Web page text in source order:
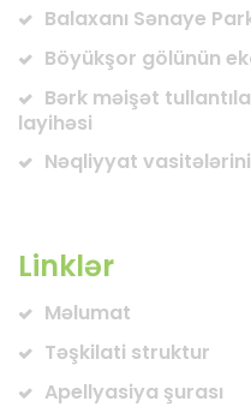
Balaxanı Sənaye
Böyükşor gölünün
Bərk məişət
layihəsi
Nəqliyyat
Linklər
Məlumat
Təşkilati struktur
Apellyasiya şurası